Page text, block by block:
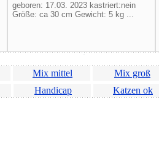
geboren: 17.03. 2023 kastriert:nein
Größe: ca 30 cm Gewicht: 5 kg ...
Mix mittel Mix groß
Handicap Katzen ok